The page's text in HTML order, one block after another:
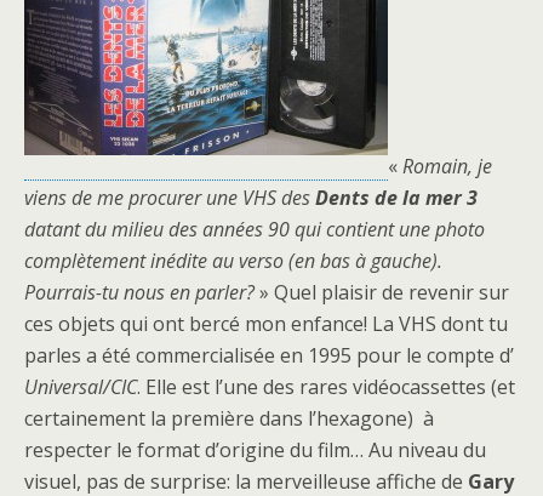
«Romain, je
viens de me procurer une VHS desDents de la mer 3
datant du milieu des années 90 qui contient une photo
complètement inédite au verso (en bas à gauche).
Pourrais-tu nous en parler?» Quel plaisir de revenir sur
ces objets qui ont bercé mon enfance! La VHS dont tu
parles a été commercialisée en 1995 pour le compte d’
Universal/CIC. Elle est l’une des rares vidéocassettes (et
certainement la première dans l’hexagone) à
respecter le format d’origine du film… Au niveau du
visuel, pas de surprise: la merveilleuse affiche de Gary